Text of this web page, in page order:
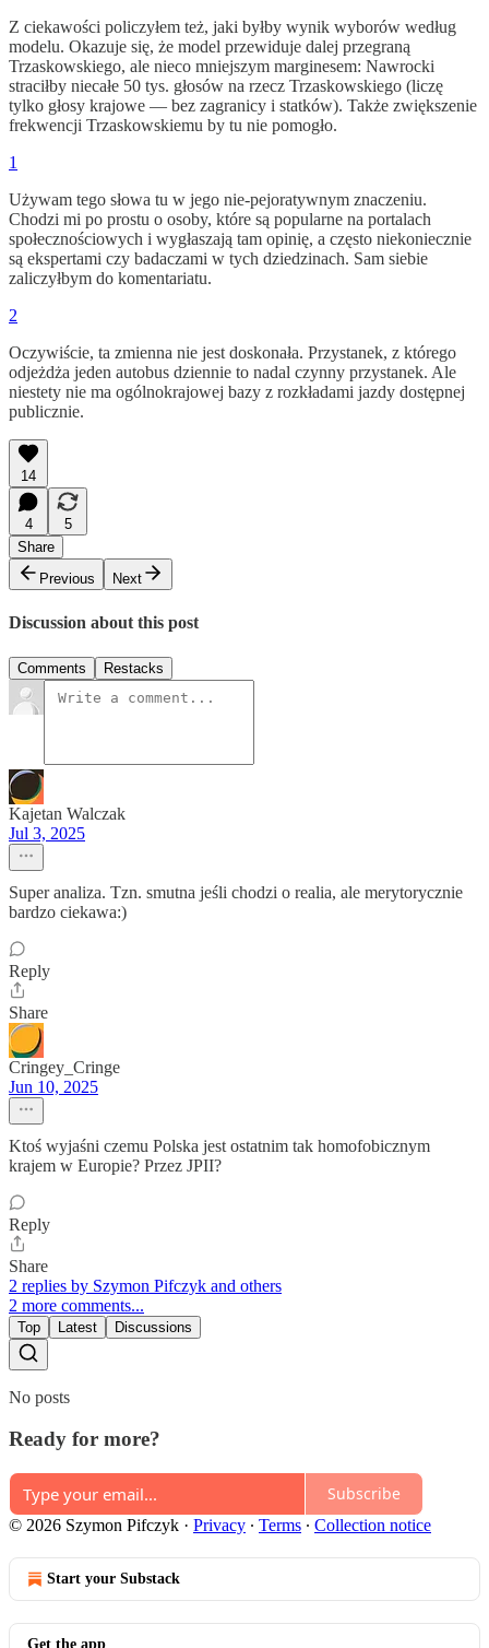
Z ciekawości policzyłem też, jaki byłby wynik wyborów według
modelu. Okazuje się, że model przewiduje dalej przegraną
Trzaskowskiego, ale nieco mniejszym marginesem: Nawrocki
straciłby niecałe 50 tys. głosów na rzecz Trzaskowskiego (liczę
tylko głosy krajowe — bez zagranicy i statków). Także zwiększenie
frekwencji Trzaskowskiemu by tu nie pomogło.
1
Używam tego słowa tu w jego nie-pejoratywnym znaczeniu.
Chodzi mi po prostu o osoby, które są popularne na portalach
społecznościowych i wygłaszają tam opinię, a często niekoniecznie
są ekspertami czy badaczami w tych dziedzinach. Sam siebie
zaliczyłbym do komentariatu.
2
Oczywiście, ta zmienna nie jest doskonała. Przystanek, z którego
odjeżdża jeden autobus dziennie to nadal czynny przystanek. Ale
niestety nie ma ogólnokrajowej bazy z rozkładami jazdy dostępnej
publicznie.
14
4
5
Share
Previous
Next
Discussion about this post
Comments Restacks
Kajetan Walczak
Jul 3, 2025
Super analiza. Tzn. smutna jeśli chodzi o realia, ale merytorycznie
bardzo ciekawa:)
Reply
Share
Cringey_Cringe
Jun 10, 2025
Ktoś wyjaśni czemu Polska jest ostatnim tak homofobicznym
krajem w Europie? Przez JPII?
Reply
Share
2 replies by Szymon Pifczyk and others
2 more comments...
Top Latest Discussions
No posts
Ready for more?
Subscribe
© 2026 Szymon Pifczyk · Privacy ∙ Terms ∙ Collection notice
Start your Substack
Get the app